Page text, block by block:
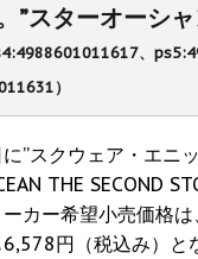
”スターオーシ
、
）
”スクウェア・エニ
THE SECOND
カー希望小売価格
円（税込み）と